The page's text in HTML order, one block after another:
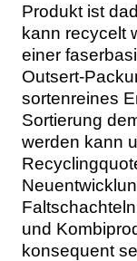
Produkt ist
kann recycelt
einer
Outsert-
sortenreines
Sortierung
werden kann
und
konsequent